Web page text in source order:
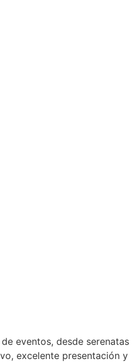
eventos, desde serenatas
excelente presentación y